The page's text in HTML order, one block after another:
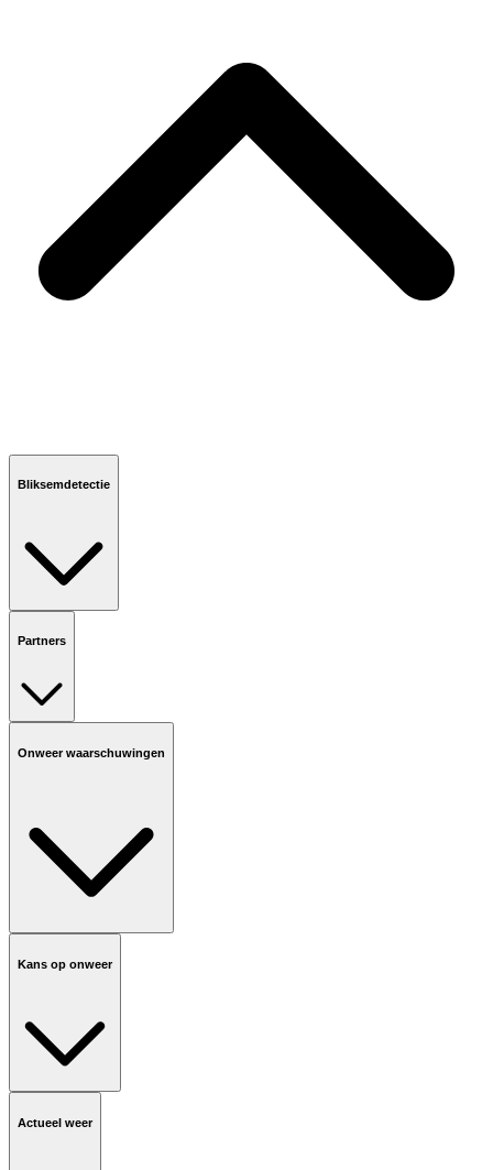
Bliksemdetectie
Partners
Onweer waarschuwingen
Kans op onweer
Actueel weer